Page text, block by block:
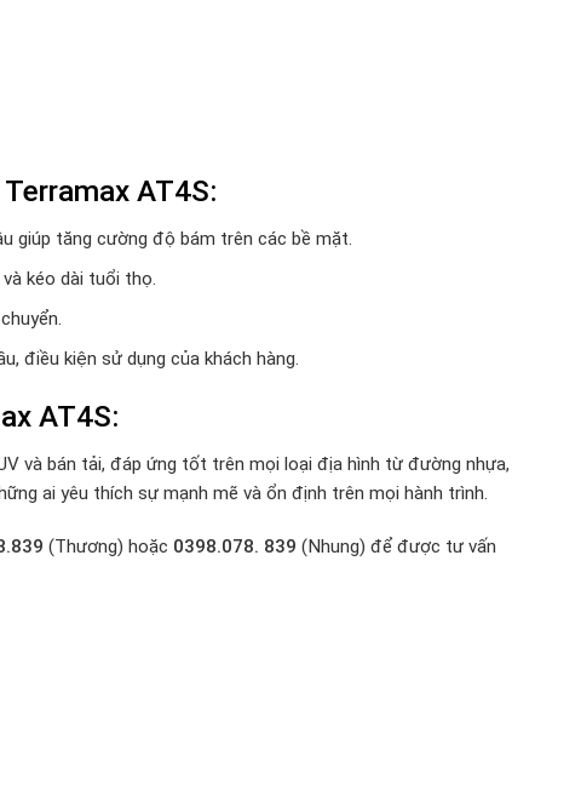
AT4S:
giúp tăng cường độ bám trên các bề mặt.
kéo dài tuổi thọ.
điều kiện sử dụng của khách hàng.
AT4S:
và bán tải, đáp ứng tốt trên mọi loại địa hình từ đường nhựa,
ai yêu thích sự mạnh mẽ và ổn định trên mọi hành trình.
(Thương) hoặc 0398.078. 839 (Nhung) để được tư vấn